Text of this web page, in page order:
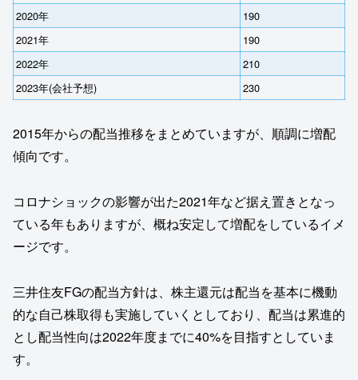
2020年
190
2021年
190
2022年
210
2023年(会社予想)
230
2015年からの配当推移をまとめていますが、順調に増配
傾向です。
コロナショックの影響が出た2021年など据え置きとなっ
ている年もありますが、概ね安定して増配をしているイメ
ージです。
三井住友FGの配当方針は、株主還元は配当を基本に機動
的な自己株取得も実施していくとしており、配当は累進的
とし配当性向は2022年度までに40%を目指すとしていま
す。